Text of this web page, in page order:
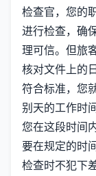
检查官，您的
进行检查，确
理可信。但旅
核对文件上的
符合标准，您
别天的工作时
您在这段时间
要在规定的时
检查时不犯下